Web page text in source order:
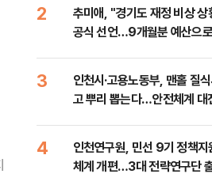
2
추미애, "경기도 재정 비상 상
공식 선언…9개월분 예산으
3
인천시·고용노동부, 맨홀 질
고 뿌리 뽑는다…안전체계 대
4
인천연구원, 민선 9기 정책지
체계 개편…3대 전략연구단